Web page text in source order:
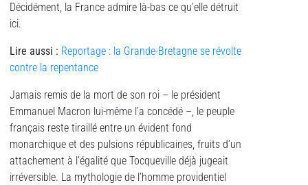
Décidément, la France admire là-bas ce qu’elle détruit
ici.
Lire aussi : Reportage : la Grande-Bretagne se révolte
contre la repentance
Jamais remis de la mort de son roi – le président
Emmanuel Macron lui-même l’a concédé –, le peuple
français reste tiraillé entre un évident fond
monarchique et des pulsions républicaines, fruits d’un
attachement à l’égalité que Tocqueville déjà jugeait
irréversible. La mythologie de l’homme providentiel